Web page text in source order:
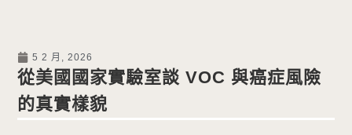
5 2 月, 2026
從美國國家實驗室談 VOC 與癌症風險
的真實樣貌